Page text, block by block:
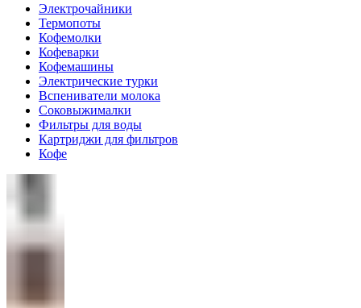
Электрочайники
Термопоты
Кофемолки
Кофеварки
Кофемашины
Электрические турки
Вспениватели молока
Соковыжималки
Фильтры для воды
Картриджи для фильтров
Кофе